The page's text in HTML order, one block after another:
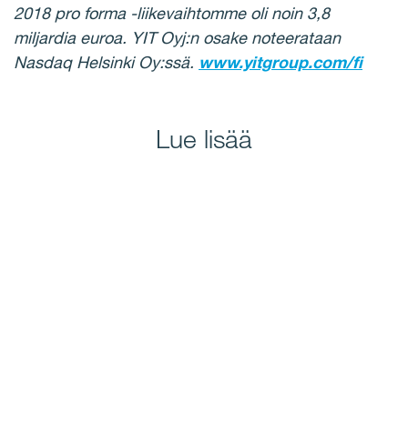
2018 pro forma -liikevaihtomme oli noin 3,8
miljardia euroa. YIT Oyj:n osake noteerataan
Nasdaq Helsinki Oy:ssä. www.yitgroup.com/fi
Lue lisää